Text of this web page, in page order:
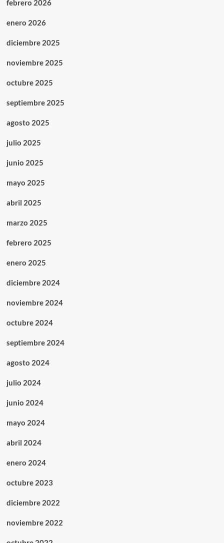
febrero 2026
enero 2026
diciembre 2025
noviembre 2025
octubre 2025
septiembre 2025
agosto 2025
julio 2025
junio 2025
mayo 2025
abril 2025
marzo 2025
febrero 2025
enero 2025
diciembre 2024
noviembre 2024
octubre 2024
septiembre 2024
agosto 2024
julio 2024
junio 2024
mayo 2024
abril 2024
enero 2024
octubre 2023
diciembre 2022
noviembre 2022